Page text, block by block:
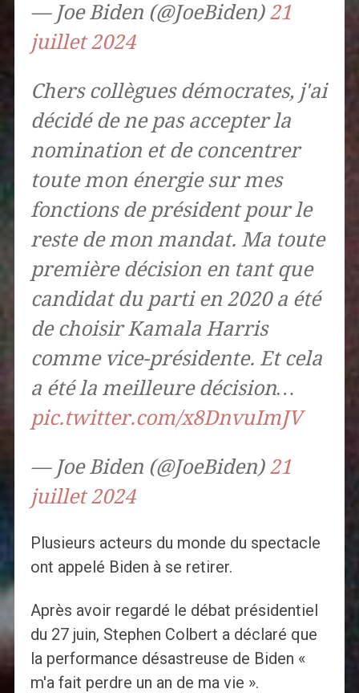
— Joe Biden (@JoeBiden) 21
juillet 2024
Chers collègues démocrates, j'ai
décidé de ne pas accepter la
nomination et de concentrer
toute mon énergie sur mes
fonctions de président pour le
reste de mon mandat. Ma toute
première décision en tant que
candidat du parti en 2020 a été
de choisir Kamala Harris
comme vice-présidente. Et cela
a été la meilleure décision…
pic.twitter.com/x8DnvuImJV
— Joe Biden (@JoeBiden) 21
juillet 2024
Plusieurs acteurs du monde du spectacle
ont appelé Biden à se retirer.
Après avoir regardé le débat présidentiel
du 27 juin, Stephen Colbert a déclaré que
la performance désastreuse de Biden «
m'a fait perdre un an de ma vie ».